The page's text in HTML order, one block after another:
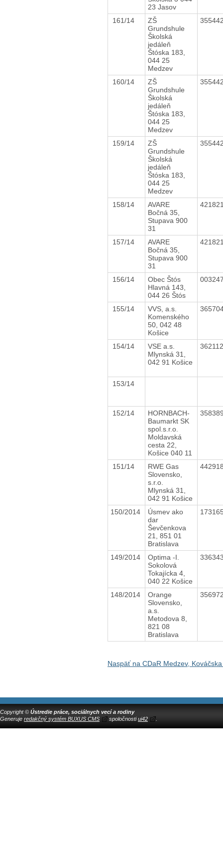
23 Jasov
161/14
ZŠ
Grundshule
Školská
jedáleň
Štóska 183,
044 25
Medzev
160/14
ZŠ
Grundshule
Školská
jedáleň
Štóska 183,
044 25
Medzev
159/14
ZŠ
Grundshule
Školská
jedáleň
Štóska 183,
044 25
Medzev
158/14
AVARE
Bočná 35,
Stupava 900
31
157/14
AVARE
Bočná 35,
Stupava 900
31
156/14
Obec Štós
Hlavná 143,
044 26 Štós
155/14
VVS, a.s.
Komenského
50, 042 48
Košice
154/14
VSE a.s.
Mlynská 31,
042 91 Košice
153/14
152/14
HORNBACH-
Baumarkt SK
spol.s.r.o.
Moldavská
cesta 22,
Košice 040 11
151/14
RWE Gas
Slovensko,
s.r.o.
Mlynská 31,
042 91 Košice
150/2014
Úsmev ako
dar
Ševčenkova
21, 851 01
Bratislava
149/2014
Optima -I.
Sokolová
Tokajícka 4,
040 22 Košice
148/2014
Orange
Slovensko,
a.s.
Metodova 8,
821 08
Bratislava
Naspäť na CDaR Medzev,
Copyright © Ústredie práce, sociálnych vecí a rodiny
Generuje redakčný systém BUXUS CMS spoločnostiui42